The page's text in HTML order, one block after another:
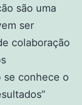
são uma
ser
colaboração
se conhece o